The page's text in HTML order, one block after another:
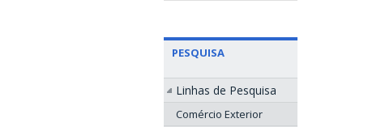
PESQUISA
Linhas de Pesquisa
Comércio Exterior